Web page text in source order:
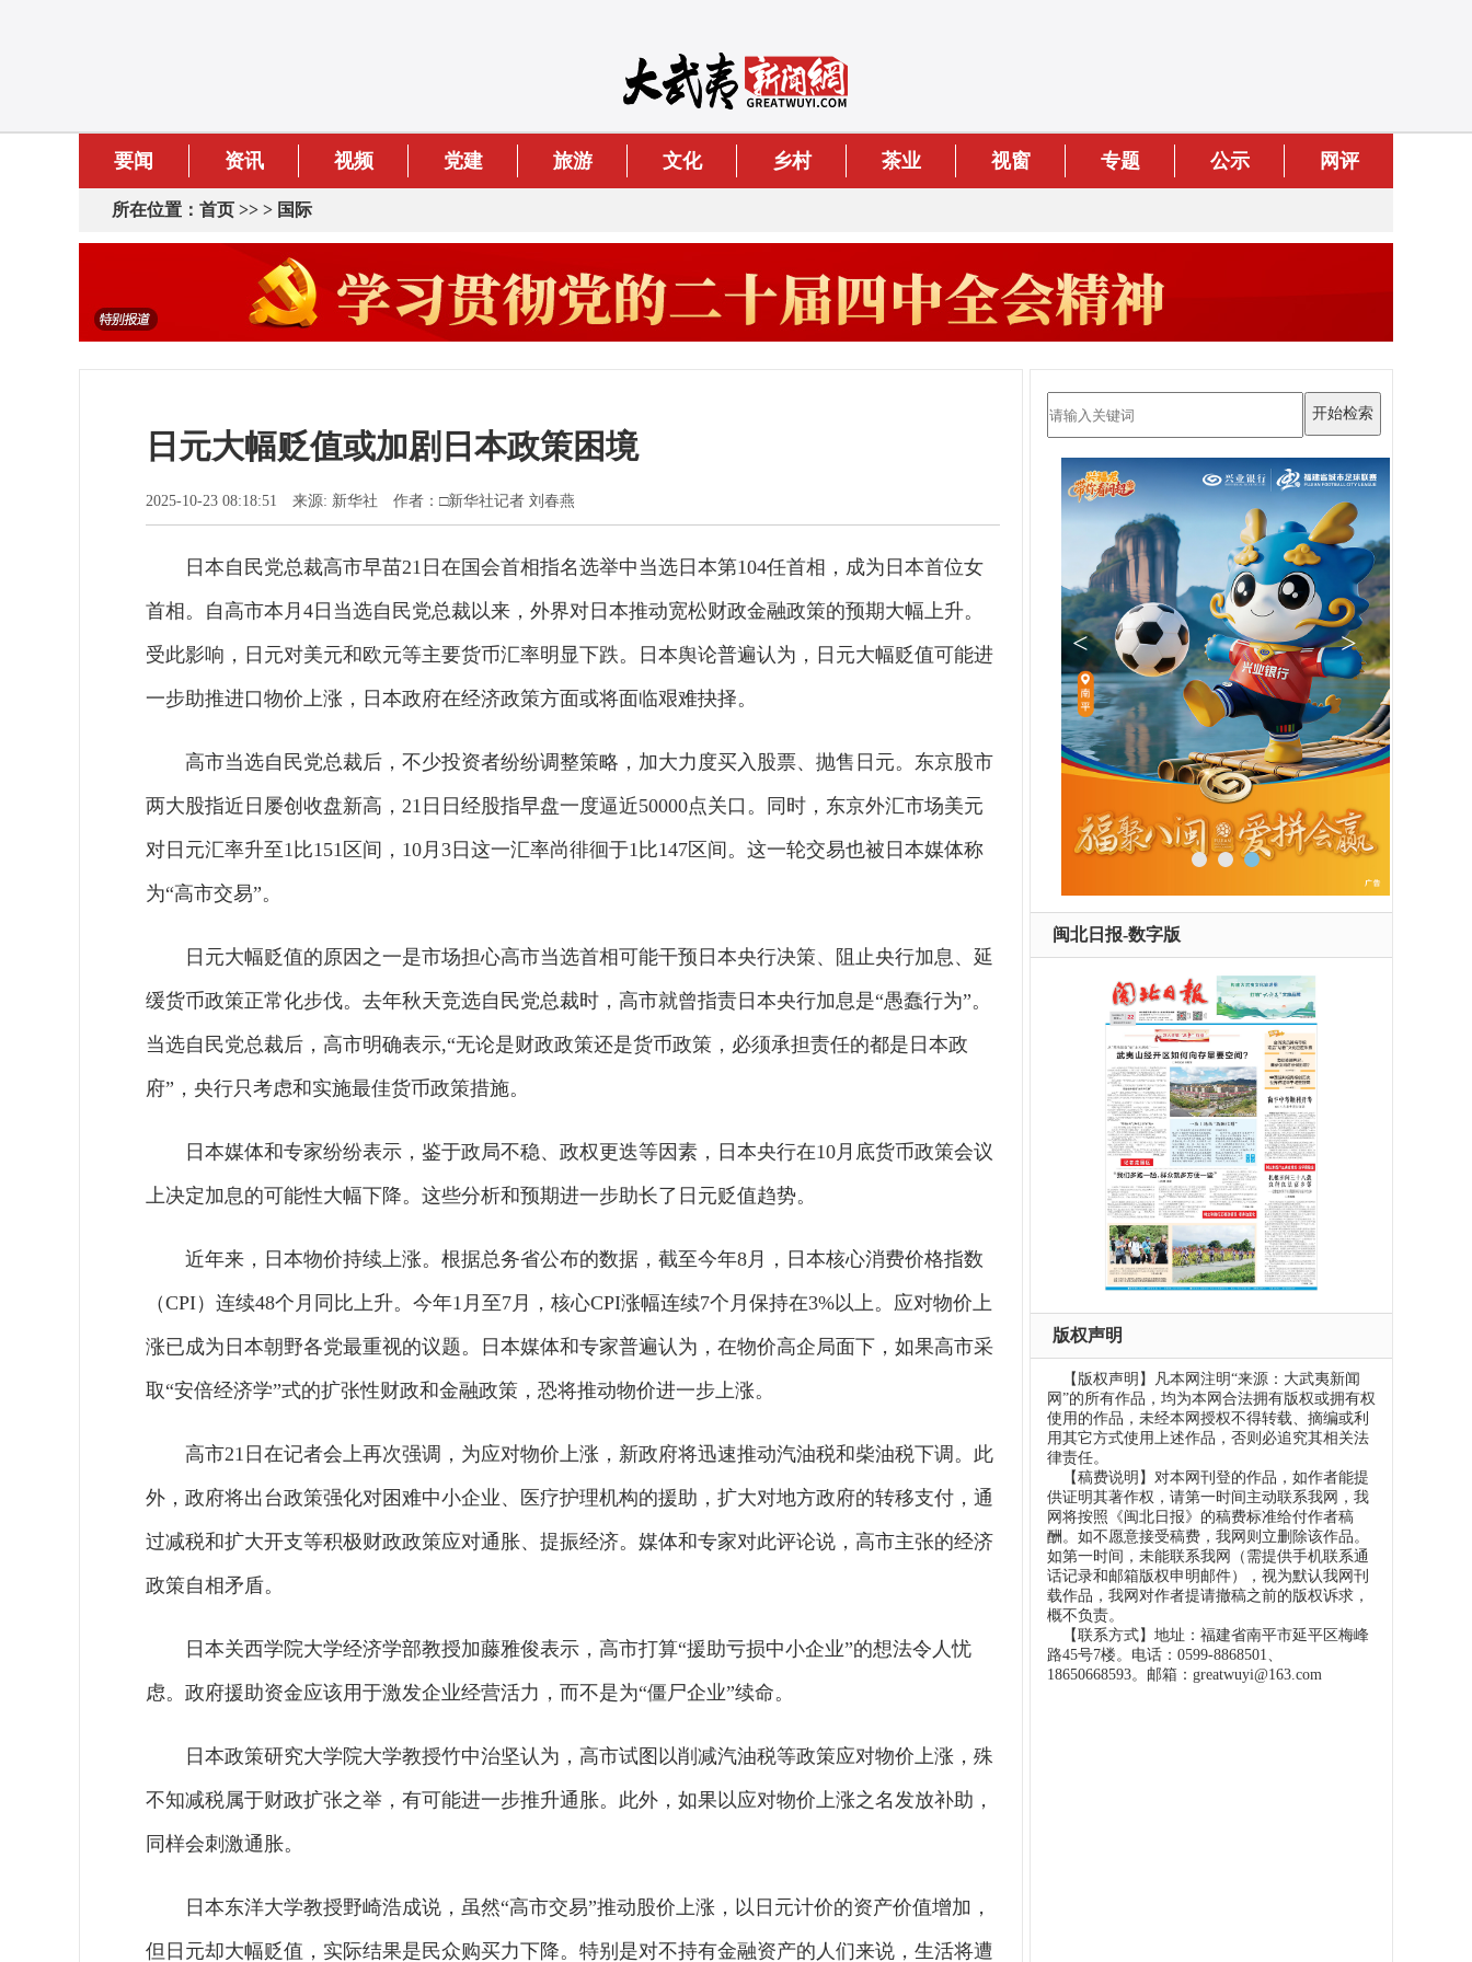
要闻 资讯 视频 党建 旅游 文化 乡村 茶业 视窗 专题 公示 网评
所在位置： 首页 >> > 国际
日元大幅贬值或加剧日本政策困境
2025-10-23 08:18:51 来源: 新华社 作者：□新华社记者 刘春燕
日本自民党总裁高市早苗21日在国会首相指名选举中当选日本第104任首相，成为日本首位女
首相。自高市本月4日当选自民党总裁以来，外界对日本推动宽松财政金融政策的预期大幅上升。
受此影响，日元对美元和欧元等主要货币汇率明显下跌。日本舆论普遍认为，日元大幅贬值可能进
一步助推进口物价上涨，日本政府在经济政策方面或将面临艰难抉择。
高市当选自民党总裁后，不少投资者纷纷调整策略，加大力度买入股票、抛售日元。东京股市
两大股指近日屡创收盘新高，21日日经股指早盘一度逼近50000点关口。同时，东京外汇市场美元
对日元汇率升至1比151区间，10月3日这一汇率尚徘徊于1比147区间。这一轮交易也被日本媒体称
为“高市交易”。
日元大幅贬值的原因之一是市场担心高市当选首相可能干预日本央行决策、阻止央行加息、延
缓货币政策正常化步伐。去年秋天竞选自民党总裁时，高市就曾指责日本央行加息是“愚蠢行为”。
当选自民党总裁后，高市明确表示,“无论是财政政策还是货币政策，必须承担责任的都是日本政
府”，央行只考虑和实施最佳货币政策措施。
日本媒体和专家纷纷表示，鉴于政局不稳、政权更迭等因素，日本央行在10月底货币政策会议
上决定加息的可能性大幅下降。这些分析和预期进一步助长了日元贬值趋势。
近年来，日本物价持续上涨。根据总务省公布的数据，截至今年8月，日本核心消费价格指数
（CPI）连续48个月同比上升。今年1月至7月，核心CPI涨幅连续7个月保持在3%以上。应对物价上
涨已成为日本朝野各党最重视的议题。日本媒体和专家普遍认为，在物价高企局面下，如果高市采
取“安倍经济学”式的扩张性财政和金融政策，恐将推动物价进一步上涨。
高市21日在记者会上再次强调，为应对物价上涨，新政府将迅速推动汽油税和柴油税下调。此
外，政府将出台政策强化对困难中小企业、医疗护理机构的援助，扩大对地方政府的转移支付，通
过减税和扩大开支等积极财政政策应对通胀、提振经济。媒体和专家对此评论说，高市主张的经济
政策自相矛盾。
日本关西学院大学经济学部教授加藤雅俊表示，高市打算“援助亏损中小企业”的想法令人忧
虑。政府援助资金应该用于激发企业经营活力，而不是为“僵尸企业”续命。
日本政策研究大学院大学教授竹中治坚认为，高市试图以削减汽油税等政策应对物价上涨，殊
不知减税属于财政扩张之举，有可能进一步推升通胀。此外，如果以应对物价上涨之名发放补助，
同样会刺激通胀。
日本东洋大学教授野崎浩成说，虽然“高市交易”推动股价上涨，以日元计价的资产价值增加，
但日元却大幅贬值，实际结果是民众购买力下降。特别是对不持有金融资产的人们来说，生活将遭
闽北日报-数字版
版权声明
【版权声明】凡本网注明“来源：大武夷新闻
网”的所有作品，均为本网合法拥有版权或拥有权
使用的作品，未经本网授权不得转载、摘编或利
用其它方式使用上述作品，否则必追究其相关法
律责任。
【稿费说明】对本网刊登的作品，如作者能提
供证明其著作权，请第一时间主动联系我网，我
网将按照《闽北日报》的稿费标准给付作者稿
酬。如不愿意接受稿费，我网则立删除该作品。
如第一时间，未能联系我网（需提供手机联系通
话记录和邮箱版权申明邮件），视为默认我网刊
载作品，我网对作者提请撤稿之前的版权诉求，
概不负责。
【联系方式】地址：福建省南平市延平区梅峰
路45号7楼。电话：0599-8868501、
18650668593。邮箱：greatwuyi@163.com